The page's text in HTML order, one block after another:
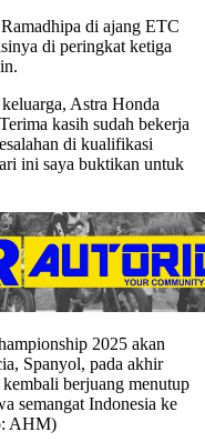
di ajang ETC
di peringkat ketiga
Astra Honda
kasih sudah bekerja
di kualifikasi
ini saya buktikan untuk
2025 akan
Spanyol, pada akhir
berjuang menutup
semangat Indonesia ke
AHM)